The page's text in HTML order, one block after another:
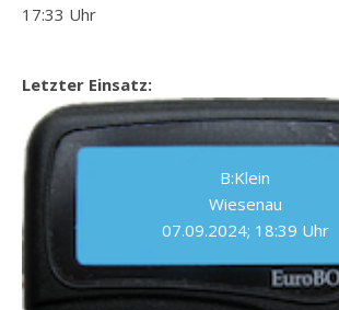
17:33 Uhr
Letzter Einsatz:
B:Klein
Wiesenau
07.09.2024; 18:39 Uhr